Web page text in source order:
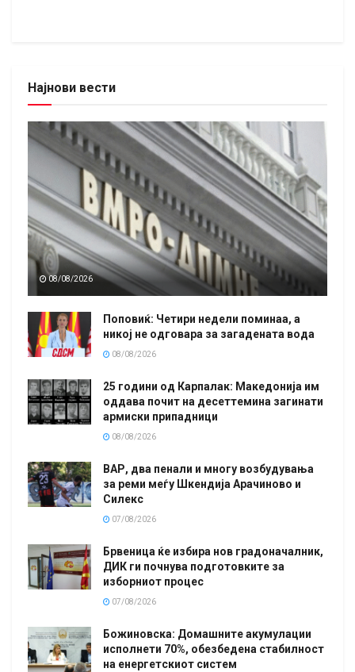
Најнови вести
08/08/2026
Поповиќ: Четири недели поминаа, а
никој не одговара за загадената вода
08/08/2026
25 години од Карпалак: Македонија им
оддава почит на десеттемина загинати
армиски припадници
08/08/2026
ВАР, два пенали и многу возбудувања
за реми меѓу Шкендија Арачиново и
Силекс
07/08/2026
Брвеница ќе избира нов градоначалник,
ДИК ги почнува подготовките за
изборниот процес
07/08/2026
Божиновска: Домашните акумулации
исполнети 70%, обезбедена стабилност
на енергетскиот систем